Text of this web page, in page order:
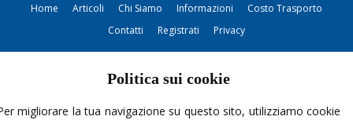
Politica sui cookie
migliorare la tua navigazione su questo sito, utilizziamo cookie
Home Articoli Chi Siamo Informazioni
Costo Trasporto
Contatti
Registrati Privacy